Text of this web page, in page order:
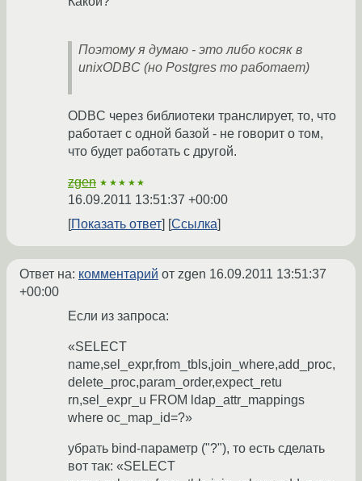
Поэтому я думаю - это либо косяк в
unixODBC (но Postgres то работает)
ODBC через библиотеки транслирует, то, что
работает с одной базой - не говорит о том,
что будет работать с другой.
zgen ★★★★★
16.09.2011 13:51:37 +00:00
Показать ответ
Ссылка
Ответ на: комментарий от zgen 16.09.2011 13:51:37
+00:00
Если из запроса:
«SELECT
name,sel_expr,from_tbls,join_where,add_proc,
delete_proc,param_order,expect_retu
rn,sel_expr_u FROM ldap_attr_mappings
where oc_map_id=?»
убрать bind-параметр ("?"), то есть сделать
вот так: «SELECT